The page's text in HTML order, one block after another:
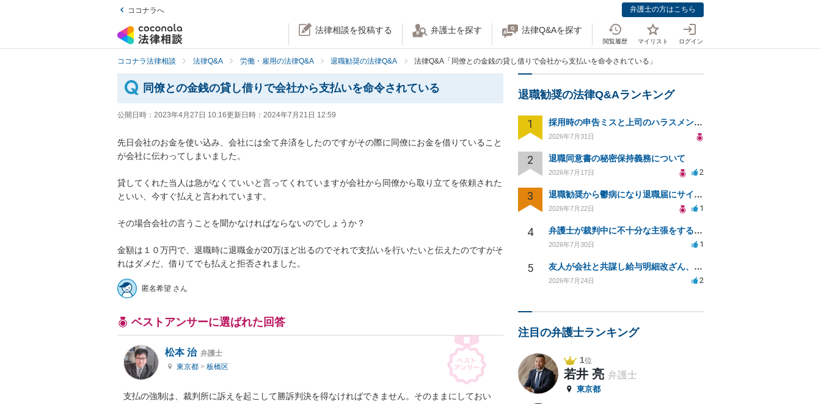
ココナラへ 弁護士の方はこちら
法律相談を投稿する 弁護士を探す 法律Q&Aを探す
閲覧履歴 マイリスト ログイン
ココナラ法律相談 法律Q&A 労働・雇用の法律Q&A 退職勧奨の法律Q&A 法律Q&A「同僚との金銭の貸し借りで会社から支払いを命令されている」
同僚との金銭の貸し借りで会社から支払いを命令されている
公開日時： 2023年4月27日 10:16更新日時： 2024年7月21日 12:59
先日会社のお金を使い込み、会社には全て弁済をしたのですがその際に同僚にお金を借りていること
が会社に伝わってしまいました。
貸してくれた当人は急がなくていいと言ってくれていますが会社から同僚から取り立てを依頼された
といい、今すぐ払えと言われています。
その場合会社の言うことを聞かなければならないのでしょうか？
金額は１０万円で、退職時に退職金が20万ほど出るのでそれで支払いを行いたいと伝えたのですがそ
れはダメだ、借りてでも払えと拒否されました。
匿名希望 さん
ベストアンサーに選ばれた回答
松本 治 弁護士
東京都 > 板橋区
支払の強制は、裁判所に訴えを起こして勝訴判決を得なければできません。そのままにしておい
退職勧奨の法律Q&Aランキング
1 採用時の申告ミスと上司のハラスメント、事前対応は？
2026年7月31日
2 退職同意書の秘密保持義務について
2026年7月17日 2
3 退職勧奨から鬱病になり退職届にサインした
2026年7月22日 1
4 弁護士が裁判中に不十分な主張をすることの影響について
2026年7月30日 1
5 友人が会社と共謀し給与明細改ざん、生活保護不正受給の法的影響は？
2026年7月24日 2
注目の弁護士ランキング
1位
若井 亮 弁護士
東京都